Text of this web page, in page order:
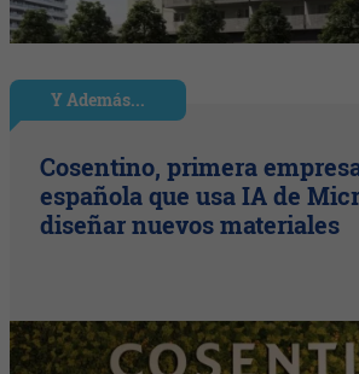
Y Además...
Cosentino, primera
española que usa IA de
diseñar nuevos materiales